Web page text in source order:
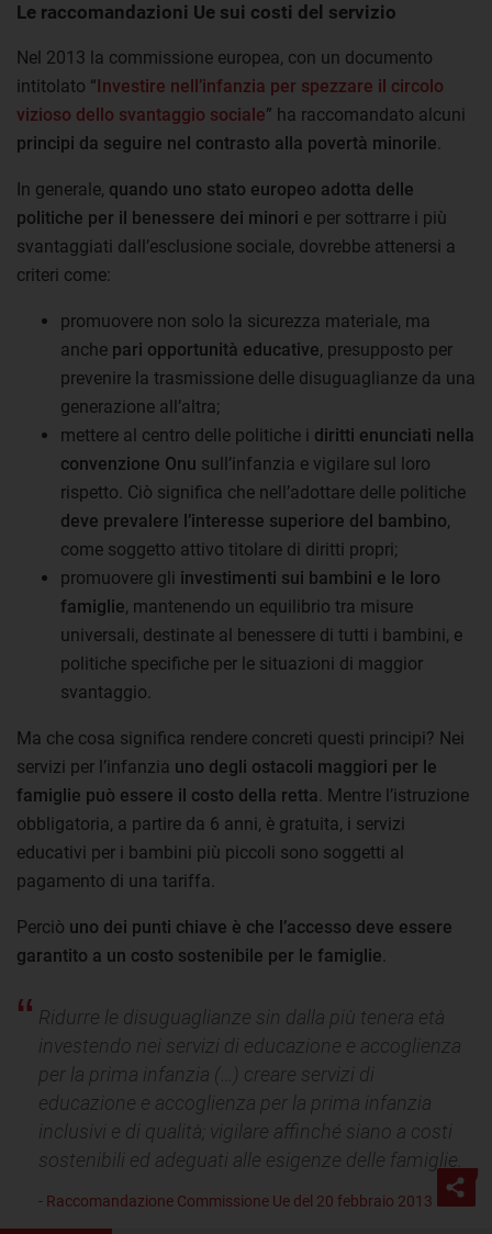
Le raccomandazioni Ue sui costi del servizio
Nel 2013 la commissione europea, con un documento
intitolato “Investire nell’infanzia per spezzare il circolo
vizioso dello svantaggio sociale” ha raccomandato alcuni
principi da seguire nel contrasto alla povertà minorile.
In generale, quando uno stato europeo adotta delle
politiche per il benessere dei minori e per sottrarre i più
svantaggiati dall’esclusione sociale, dovrebbe attenersi a
criteri come:
promuovere non solo la sicurezza materiale, ma
anche pari opportunità educative, presupposto per
prevenire la trasmissione delle disuguaglianze da una
generazione all’altra;
mettere al centro delle politiche i diritti enunciati nella
convenzione Onu sull’infanzia e vigilare sul loro
rispetto. Ciò significa che nell’adottare delle politiche
deve prevalere l’interesse superiore del bambino,
come soggetto attivo titolare di diritti propri;
promuovere gli investimenti sui bambini e le loro
famiglie, mantenendo un equilibrio tra misure
universali, destinate al benessere di tutti i bambini, e
politiche specifiche per le situazioni di maggior
svantaggio.
Ma che cosa significa rendere concreti questi principi? Nei
servizi per l’infanzia uno degli ostacoli maggiori per le
famiglie può essere il costo della retta. Mentre l’istruzione
obbligatoria, a partire da 6 anni, è gratuita, i servizi
educativi per i bambini più piccoli sono soggetti al
pagamento di una tariffa.
Perciò uno dei punti chiave è che l’accesso deve essere
garantito a un costo sostenibile per le famiglie.
Ridurre le disuguaglianze sin dalla più tenera età
investendo nei servizi di educazione e accoglienza
per la prima infanzia (…) creare servizi di
educazione e accoglienza per la prima infanzia
inclusivi e di qualità; vigilare affinché siano a costi
sostenibili ed adeguati alle esigenze delle famiglie.
- Raccomandazione Commissione Ue del 20 febbraio 2013